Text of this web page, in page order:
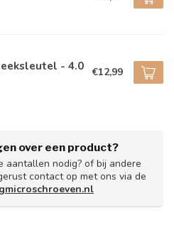
- 4.0 €12,99
over een product?
aantallen nodig? of bij andere
contact op met ons via de